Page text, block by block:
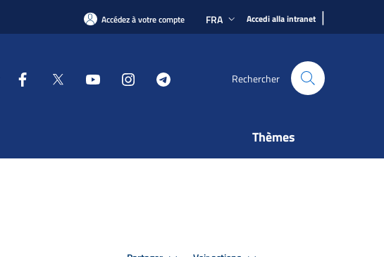
Accédez à votre compte FRA Accedi alla intranet |
Rechercher
Thèmes